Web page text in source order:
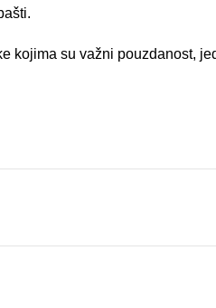
kojima su važni pouzdanost,